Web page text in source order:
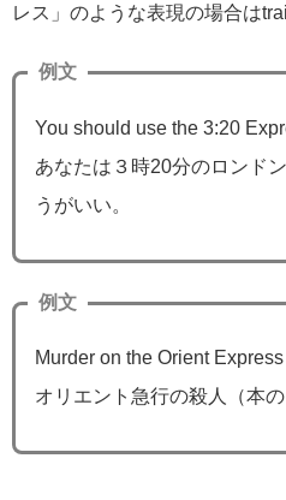
レス」のような表現の場合は
例文
You should use the 3:20
あなたは３時20分のロンド
うがいい。
例文
Murder on the Orient Express
オリエント急行の殺人（本の